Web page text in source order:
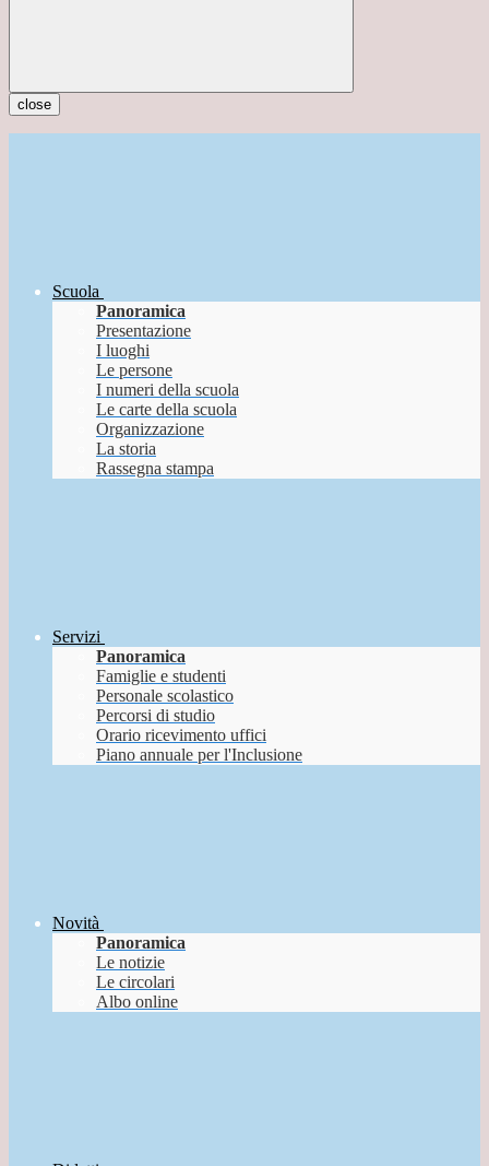
close
Scuola
Panoramica
Presentazione
I luoghi
Le persone
I numeri della scuola
Le carte della scuola
Organizzazione
La storia
Rassegna stampa
Servizi
Panoramica
Famiglie e studenti
Personale scolastico
Percorsi di studio
Orario ricevimento uffici
Piano annuale per l'Inclusione
Novità
Panoramica
Le notizie
Le circolari
Albo online